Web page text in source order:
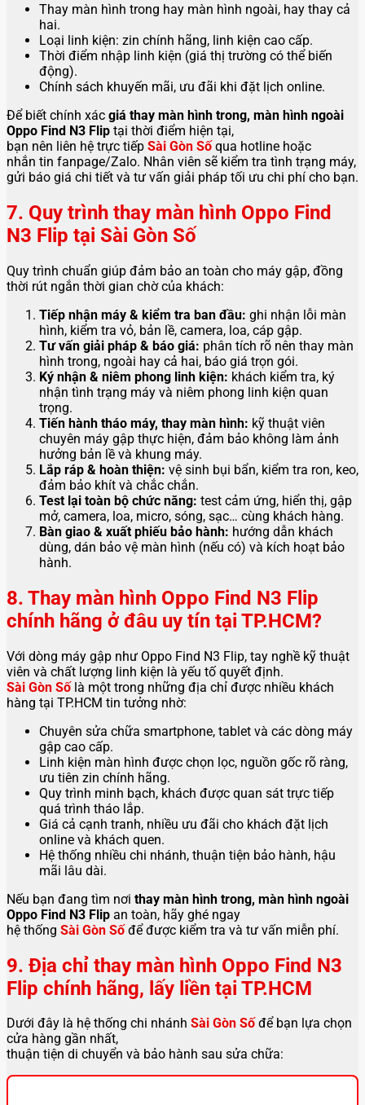
Thay màn hình trong hay màn hình ngoài, hay thay cả
hai.
Loại linh kiện: zin chính hãng, linh kiện cao cấp.
Thời điểm nhập linh kiện (giá thị trường có thể biến
động).
Chính sách khuyến mãi, ưu đãi khi đặt lịch online.
Để biết chính xác giá thay màn hình trong, màn hình ngoài
Oppo Find N3 Flip tại thời điểm hiện tại,
bạn nên liên hệ trực tiếp Sài Gòn Sốqua hotline hoặc
nhắn tin fanpage/Zalo. Nhân viên sẽ kiểm tra tình trạng máy,
gửi báo giá chi tiết và tư vấn giải pháp tối ưu chi phí cho bạn.
7. Quy trình thay màn hình Oppo Find
N3 Flip tại Sài Gòn Số
Quy trình chuẩn giúp đảm bảo an toàn cho máy gập, đồng
thời rút ngắn thời gian chờ của khách:
Tiếp nhận máy & kiểm tra ban đầu: ghi nhận lỗi màn
hình, kiểm tra vỏ, bản lề, camera, loa, cáp gập.
Tư vấn giải pháp & báo giá: phân tích rõ nên thay màn
hình trong, ngoài hay cả hai, báo giá trọn gói.
Ký nhận & niêm phong linh kiện: khách kiểm tra, ký
nhận tình trạng máy và niêm phong linh kiện quan
trọng.
Tiến hành tháo máy, thay màn hình: kỹ thuật viên
chuyên máy gập thực hiện, đảm bảo không làm ảnh
hưởng bản lề và khung máy.
Lắp ráp & hoàn thiện: vệ sinh bụi bẩn, kiểm tra ron, keo,
đảm bảo khít và chắc chắn.
Test lại toàn bộ chức năng: test cảm ứng, hiển thị, gập
mở, camera, loa, micro, sóng, sạc… cùng khách hàng.
Bàn giao & xuất phiếu bảo hành: hướng dẫn khách
dùng, dán bảo vệ màn hình (nếu có) và kích hoạt bảo
hành.
8. Thay màn hình Oppo Find N3 Flip
chính hãng ở đâu uy tín tại TP.HCM?
Với dòng máy gập như Oppo Find N3 Flip, tay nghề kỹ thuật
viên và chất lượng linh kiện là yếu tố quyết định.
Sài Gòn Sốlà một trong những địa chỉ được nhiều khách
hàng tại TP.HCM tin tưởng nhờ:
Chuyên sửa chữa smartphone, tablet và các dòng máy
gập cao cấp.
Linh kiện màn hình được chọn lọc, nguồn gốc rõ ràng,
ưu tiên zin chính hãng.
Quy trình minh bạch, khách được quan sát trực tiếp
quá trình tháo lắp.
Giá cả cạnh tranh, nhiều ưu đãi cho khách đặt lịch
online và khách quen.
Hệ thống nhiều chi nhánh, thuận tiện bảo hành, hậu
mãi lâu dài.
Nếu bạn đang tìm nơi thay màn hình trong, màn hình ngoài
Oppo Find N3 Flip an toàn, hãy ghé ngay
hệ thống Sài Gòn Sốđể được kiểm tra và tư vấn miễn phí.
9. Địa chỉ thay màn hình Oppo Find N3
Flip chính hãng, lấy liền tại TP.HCM
Dưới đây là hệ thống chi nhánh Sài Gòn Số để bạn lựa chọn
cửa hàng gần nhất,
thuận tiện di chuyển và bảo hành sau sửa chữa: